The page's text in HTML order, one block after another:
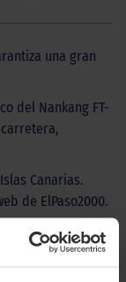
una gran
del Nankang FT-
Canarias.
de ElPaso2000.